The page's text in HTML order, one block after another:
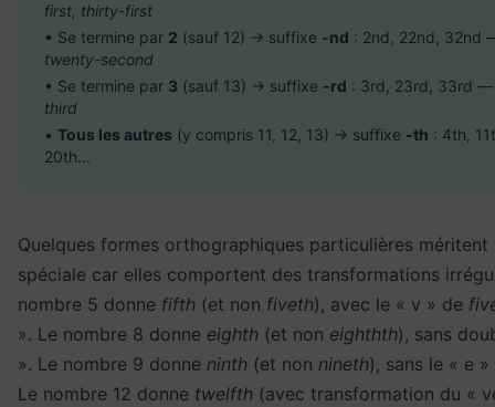
first, thirty-first
• Se termine par 2 (sauf 12) → suffixe -nd : 2nd, 22nd, 32nd
twenty-second
• Se termine par 3 (sauf 13) → suffixe -rd : 3rd, 23rd, 33rd
third
• Tous les autres (y compris 11, 12, 13) → suffixe -th : 4th,
20th...
Quelques formes orthographiques particulières
spéciale car elles comportent des transformations
nombre 5 donne fifth (et non fiveth), avec le « v » de
». Le nombre 8 donne eighth (et non eighthth), sans
». Le nombre 9 donne ninth (et non nineth), sans le « e
Le nombre 12 donne twelfth (avec transformation du «